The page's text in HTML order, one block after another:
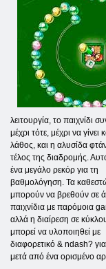
λειτουργία, το παιχνίδι
μέχρι τότε, μέχρι να γίνει
λάθος, και η αλυσίδα
τέλος της διαδρομής.
ένα μεγάλο ρεκόρ για τη
βαθμολόγηση. Τα
μπορούν να βρεθούν σε
παιχνίδια με παρόμοια
αλλά η διαίρεση σε
μπορεί να υλοποιηθεί με
διαφορετικό & ndash?
μετά από ένα ορισμένο